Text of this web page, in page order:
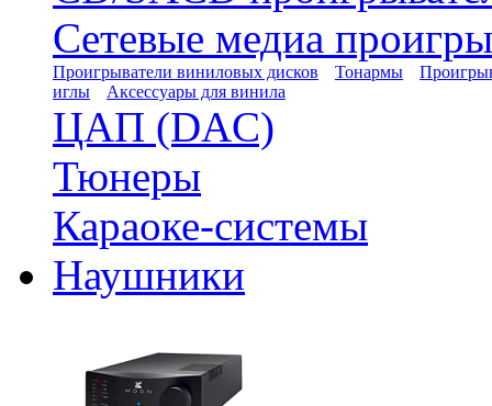
Сетевые медиа
Проигрыватели виниловых дисков Тонармы
иглы
Аксессуары для винила
ЦАП (DAC)
Тюнеры
Караоке-системы
Наушники